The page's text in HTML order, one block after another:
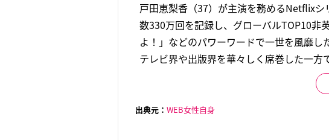
戸田恵梨香（37）が主演を務めるNetflix
数330万回を記録し、グローバルTOP10非
よ！」などのパワーワードで一世を風靡し
テレビ界や出版界を華々しく席巻した一方
出典元： WEB女性自身